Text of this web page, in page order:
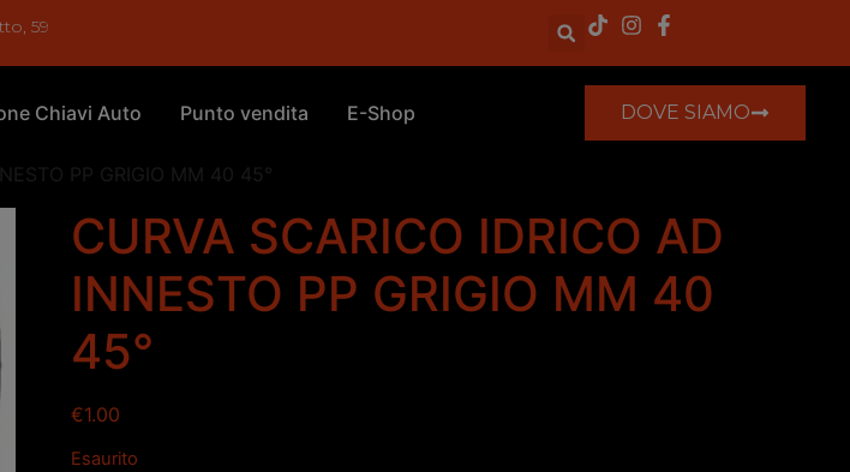
59
Chiavi Auto Punto vendita E-Shop DOVE SIAMO
PP GRIGIO MM 40 45°
CURVA SCARICO IDRICO AD
INNESTO PP GRIGIO MM 40
45°
€1.00
Esaurito